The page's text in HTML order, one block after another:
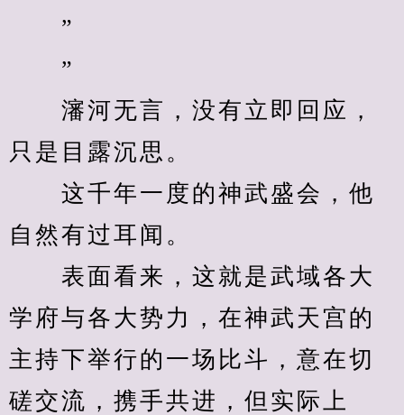
”
”
瀋河无言，没有立即回应，
只是目露沉思。
这千年一度的神武盛会，他
自然有过耳闻。
表面看来，这就是武域各大
学府与各大势力，在神武天宫的
主持下举行的一场比斗，意在切
磋交流，携手共进，但实际上